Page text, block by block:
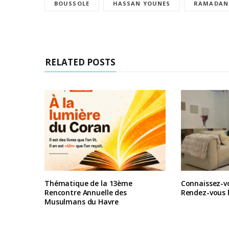
BOUSSOLE HASSAN YOUNES RAMADAN
RELATED POSTS
Thématique de la 13ème
Rencontre Annuelle des
Musulmans du Havre
Connaissez-
Rendez-vous